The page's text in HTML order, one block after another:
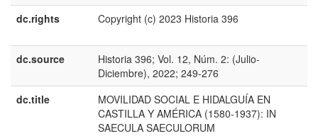
dc.rights
Copyright (c) 2023 Historia 396
dc.source
Historia 396; Vol. 12, Núm. 2: (Julio-
Diciembre), 2022; 249-276
dc.title
MOVILIDAD SOCIAL E HIDALGUÍA EN
CASTILLA Y AMÉRICA (1580-1937): IN
SAECULA SAECULORUM